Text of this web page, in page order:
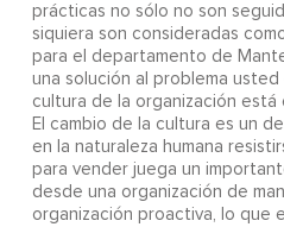
prácticas no sólo no son
siquiera son consideradas
para el departamento de
una solución al problema
cultura de la organización
El cambio de la cultura es un
en la naturaleza humana
para vender juega un
desde una organización de
organización proactiva, lo que